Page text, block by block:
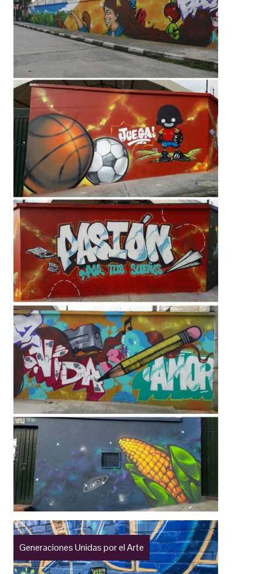
Generaciones Unidas por el Arte